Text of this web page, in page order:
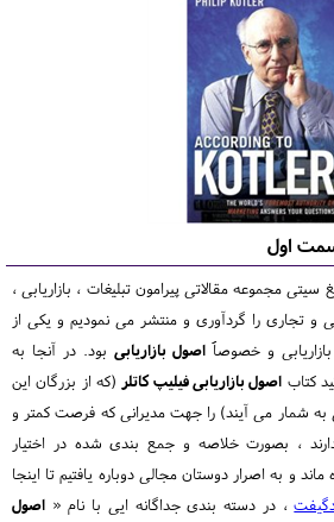
اول
سیتی مجموعه مقالاتی پیرامون تبلیغات ، بازاریابی ،
و تجاری را گردآوری و منتشر می نمودیم و یکی از
و خصوصاََ اصول بازاریابی بود. در آنجا به
کتاب اصول بازاریابی فیلیپ کاتلر (که از بزرگان این
به شمار می آیند) را جهت مدیرانی که فرصت کمتر و
، بصورت خلاصه و جمع بندی شده در اختیار
ماند و به اصرار دوستان مجالی دوباره یافتیم تا اینجا
، در دسته بندی جداگانه ایی با نام « اصول